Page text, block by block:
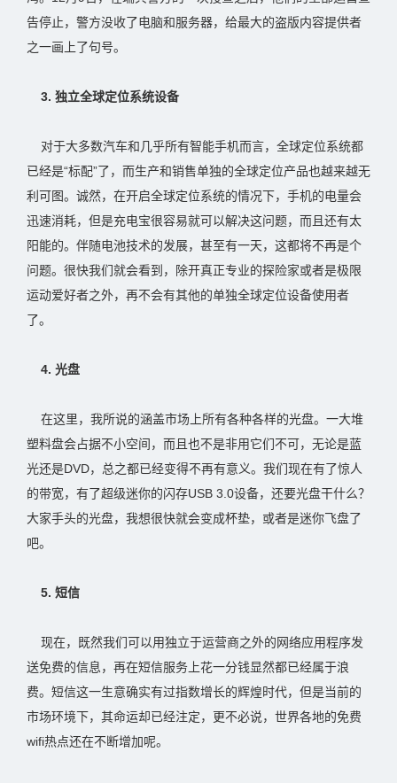
告停止，警方没收了电脑和服务器，给最大的盗版内容提供者
之一画上了句号。
3. 独立全球定位系统设备
对于大多数汽车和几乎所有智能手机而言，全球定位系统都
已经是“标配”了，而生产和销售单独的全球定位产品也越来越无
利可图。诚然，在开启全球定位系统的情况下，手机的电量会
迅速消耗，但是充电宝很容易就可以解决这问题，而且还有太
阳能的。伴随电池技术的发展，甚至有一天，这都将不再是个
问题。很快我们就会看到，除开真正专业的探险家或者是极限
运动爱好者之外，再不会有其他的单独全球定位设备使用者
了。
4. 光盘
在这里，我所说的涵盖市场上所有各种各样的光盘。一大堆
塑料盘会占据不小空间，而且也不是非用它们不可，无论是蓝
光还是DVD，总之都已经变得不再有意义。我们现在有了惊人
的带宽，有了超级迷你的闪存USB 3.0设备，还要光盘干什么？
大家手头的光盘，我想很快就会变成杯垫，或者是迷你飞盘了
吧。
5. 短信
现在，既然我们可以用独立于运营商之外的网络应用程序发
送免费的信息，再在短信服务上花一分钱显然都已经属于浪
费。短信这一生意确实有过指数增长的辉煌时代，但是当前的
市场环境下，其命运却已经注定，更不必说，世界各地的免费
wifi热点还在不断增加呢。